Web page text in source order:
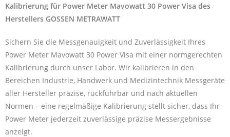
Kalibrierung für Power Meter Mavowatt 30 Power Visa des
Herstellers GOSSEN METRAWATT
Sichern Sie die Messgenauigkeit und Zuverlässigkeit Ihres
Power Meter Mavowatt 30 Power Visa mit einer normgerechten
Kalibrierung durch unser Labor. Wir kalibrieren in den
Bereichen Industrie, Handwerk und Medizintechnik Messgeräte
aller Hersteller präzise, rückführbar und nach aktuellen
Normen – eine regelmäßige Kalibrierung stellt sicher, dass Ihr
Power Meter jederzeit zuverlässige präzise Messergebnisse
anzeigt.